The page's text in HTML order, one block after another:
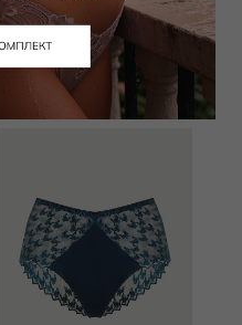
мягкий
7 650 16 000